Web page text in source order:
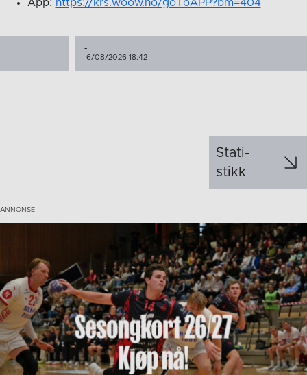
App: https://krs.woow.no/goToAPP?bm=404
-
6/08/2026 18:42
Stati­
stikk